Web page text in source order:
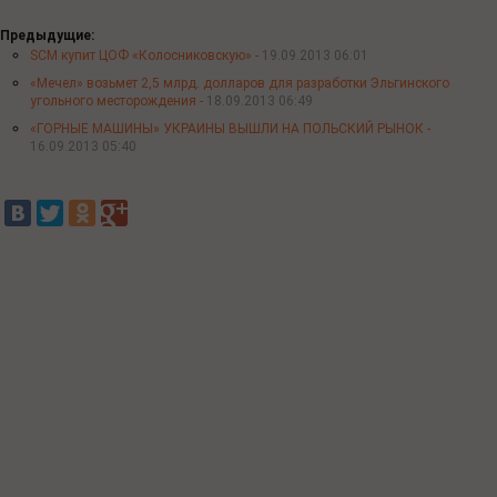
Предыдущие:
SCM купит ЦОФ «Колосниковскую» - 19.09.2013 06:01
«Мечел» возьмет 2,5 млрд. долларов для разработки Эльгинского
угольного месторождения - 18.09.2013 06:49
«ГОРНЫЕ МАШИНЫ» УКРАИНЫ ВЫШЛИ НА ПОЛЬСКИЙ РЫНОК -
16.09.2013 05:40